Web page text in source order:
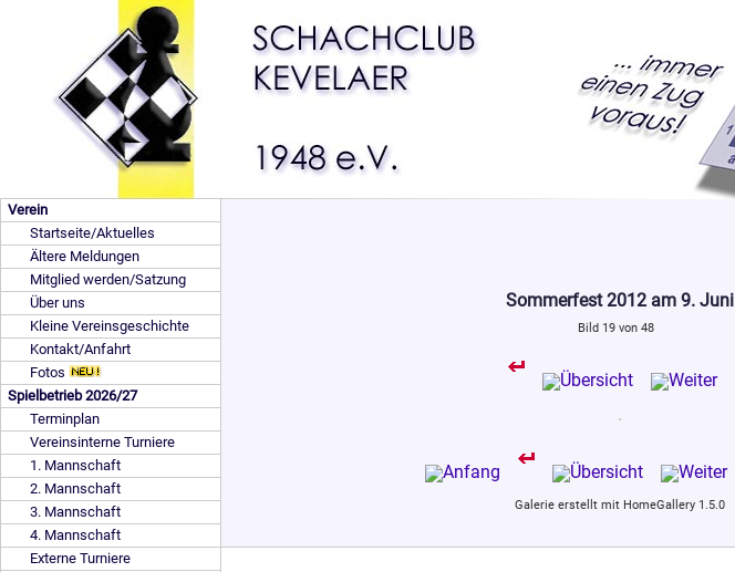
Verein
Startseite/Aktuelles
Ältere Meldungen
Mitglied werden/Satzung
Über uns
Kleine Vereinsgeschichte
Kontakt/Anfahrt
Fotos
Spielbetrieb 2026/27
Terminplan
Vereinsinterne Turniere
1. Mannschaft
2. Mannschaft
3. Mannschaft
4. Mannschaft
Externe Turniere
Sommerfest 2012 am 9. Juni
Bild 19 von 48
Galerie erstellt mit HomeGallery 1.5.0